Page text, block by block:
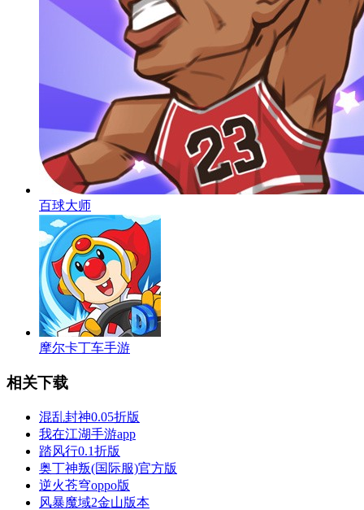
百球大师
摩尔卡丁车手游
相关下载
混乱封神0.05折版
我在江湖手游app
踏风行0.1折版
奥丁神叛(国际服)官方版
逆火苍穹oppo版
风暴魔域2金山版本